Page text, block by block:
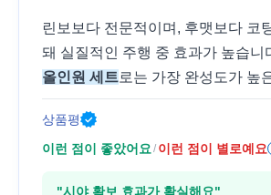
린보보다 전문적이며, 후맷보다 코
돼 실질적인 주행 중 효과가 높습니
올인원 세트로는 가장 완성도가 높
상품평
이런 점이 좋았어요/ 이런 점이 별로예요
"시야 확보 효과가 확실해요"